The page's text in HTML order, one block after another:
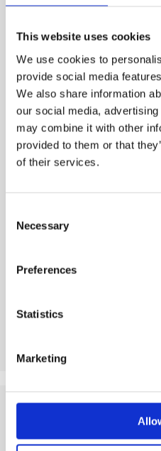
This website uses cookies
We use cookies to
provide social media
We also share information
our social media,
may combine it with other
provided to them or that
of their services.
Selection
Necessary
Preferences
Statistics
Marketing
Conseilset